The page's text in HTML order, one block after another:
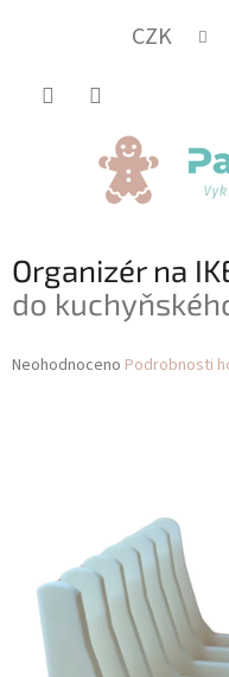
CZK
Organizér na
do
Průměrné
Neohodnoceno Podrobnosti